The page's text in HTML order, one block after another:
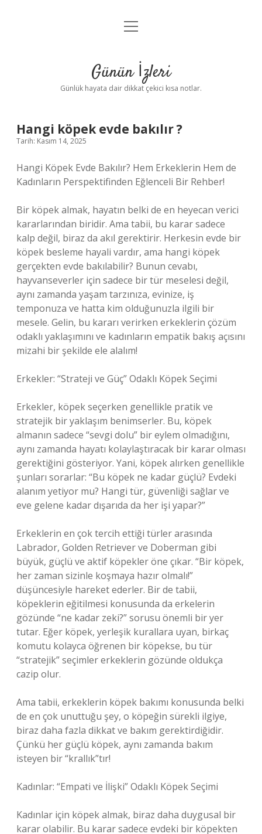
Anasayfa
Yasal Uyarı
menüyü
Günün İzleri
Günlük hayata dair dikkat çekici kısa notlar.
Hangi köpek evde bakılır ?
Tarih: Kasım 14, 2025
Hangi Köpek Evde Bakılır? Hem Erkeklerin Hem de
Kadınların Perspektifinden Eğlenceli Bir Rehber!
Bir köpek almak, hayatın belki de en heyecan verici
kararlarından biridir. Ama tabii, bu karar sadece
kalp değil, biraz da akıl gerektirir. Herkesin evde bir
köpek besleme hayali vardır, ama hangi köpek
gerçekten evde bakılabilir? Bunun cevabı,
hayvanseverler için sadece bir tür meselesi değil,
aynı zamanda yaşam tarzınıza, evinize, iş
temponuza ve hatta kim olduğunuzla ilgili bir
mesele. Gelin, bu kararı verirken erkeklerin çözüm
odaklı yaklaşımını ve kadınların empatik bakış açısını
mizahi bir şekilde ele alalım!
Erkekler: “Strateji ve Güç” Odaklı Köpek Seçimi
Erkekler, köpek seçerken genellikle pratik ve
stratejik bir yaklaşım benimserler. Bu, köpek
almanın sadece “sevgi dolu” bir eylem olmadığını,
aynı zamanda hayatı kolaylaştıracak bir karar olması
gerektiğini gösteriyor. Yani, köpek alırken genellikle
şunları sorarlar: “Bu köpek ne kadar güçlü? Evdeki
alanım yetiyor mu? Hangi tür, güvenliği sağlar ve
eve gelene kadar dışarıda da her işi yapar?”
Erkeklerin en çok tercih ettiği türler arasında
Labrador, Golden Retriever ve Doberman gibi
büyük, güçlü ve aktif köpekler öne çıkar. “Bir köpek,
her zaman sizinle koşmaya hazır olmalı!”
düşüncesiyle hareket ederler. Bir de tabii,
köpeklerin eğitilmesi konusunda da erkelerin
gözünde “ne kadar zeki?” sorusu önemli bir yer
tutar. Eğer köpek, yerleşik kurallara uyan, birkaç
komutu kolayca öğrenen bir köpekse, bu tür
“stratejik” seçimler erkeklerin gözünde oldukça
cazip olur.
Ama tabii, erkeklerin köpek bakımı konusunda belki
de en çok unuttuğu şey, o köpeğin sürekli ilgiye,
biraz daha fazla dikkat ve bakım gerektirdiğidir.
Çünkü her güçlü köpek, aynı zamanda bakım
isteyen bir “krallık”tır!
Kadınlar: “Empati ve İlişki” Odaklı Köpek Seçimi
Kadınlar için köpek almak, biraz daha duygusal bir
karar olabilir. Bu karar sadece evdeki bir köpekten